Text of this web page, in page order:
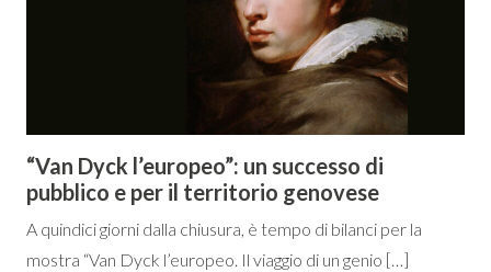
“Van Dyck l’europeo”: un successo di
pubblico e per il territorio genovese
A quindici giorni dalla chiusura, è tempo di bilanci per la
mostra “Van Dyck l’europeo. Il viaggio di un genio […]